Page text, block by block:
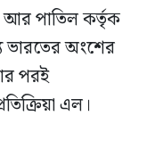
আর পাতিল কর্তৃক
ভারতের অংশের
পরই
এল।